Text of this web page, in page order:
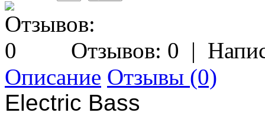
Отзывов: 0 |
Описание Отзывы (0)
Electric Bass